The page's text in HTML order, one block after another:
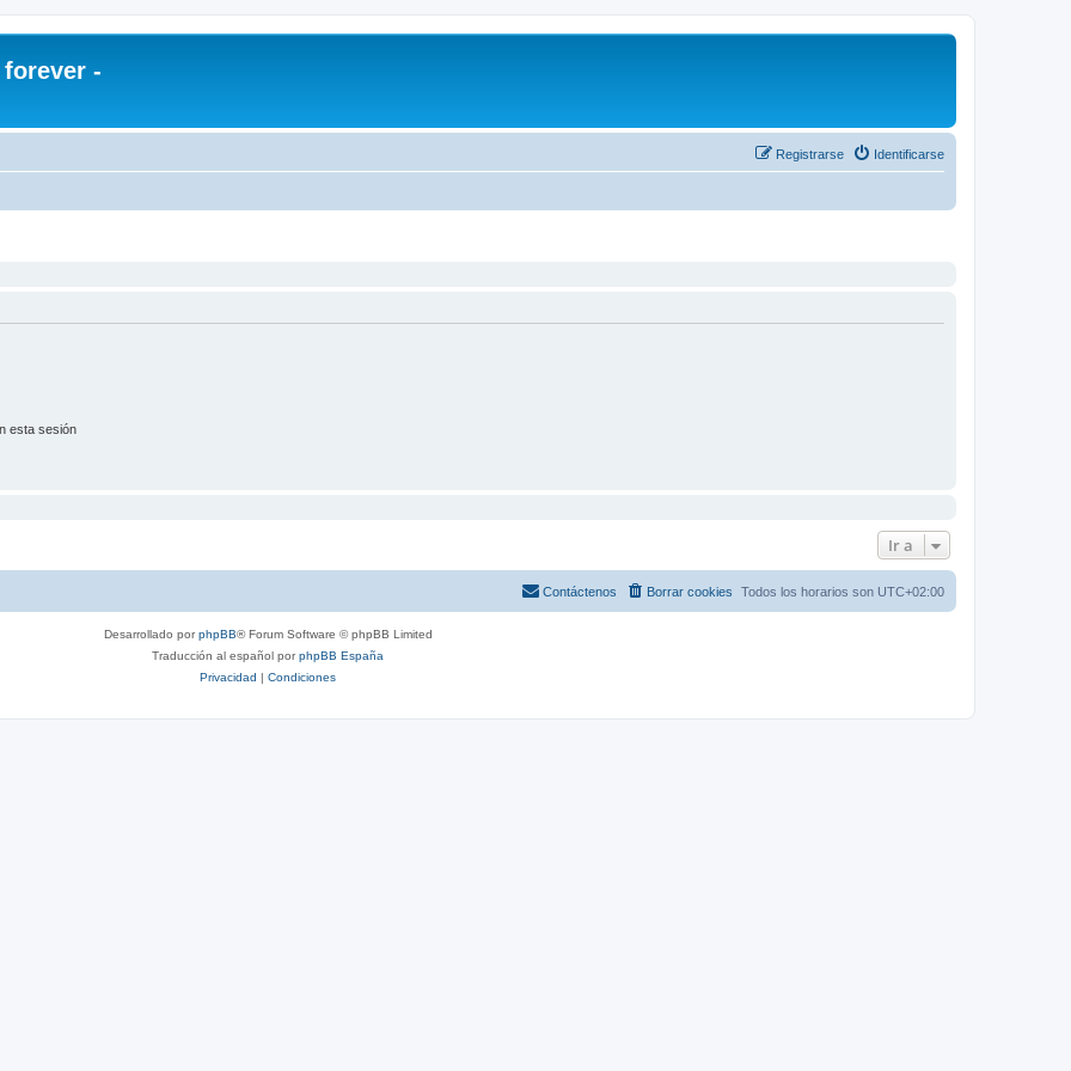
forever -
Identificarse
Registrarse
esta sesión
Ir a
Todos los horarios son UTC+02:00
Borrar cookies
Contáctenos
Desarrollado porphpBB® Forum Software © phpBB Limited
Traducción al español porphpBB España
Privacidad | Condiciones